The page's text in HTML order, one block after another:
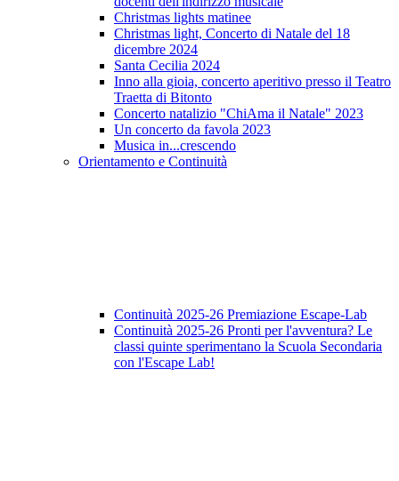
Christmas lights matinee
Christmas light, Concerto di Natale del 18
dicembre 2024
Santa Cecilia 2024
Inno alla gioia, concerto aperitivo presso il Teatro
Traetta di Bitonto
Concerto natalizio "ChiAma il Natale" 2023
Un concerto da favola 2023
Musica in...crescendo
Orientamento e Continuità
Continuità 2025-26 Premiazione Escape-Lab
Continuità 2025-26 Pronti per l'avventura? Le
classi quinte sperimentano la Scuola Secondaria
con l'Escape Lab!